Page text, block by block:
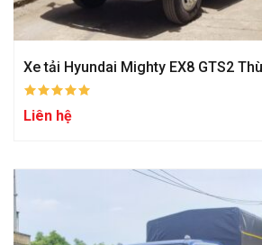
Xe tải Hyundai Mighty EX8 GTS2
Liên hệ